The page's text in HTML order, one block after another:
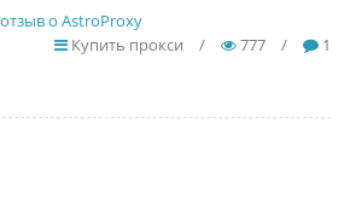
о AstroProxy
Купить прокси
/ 777 / 1